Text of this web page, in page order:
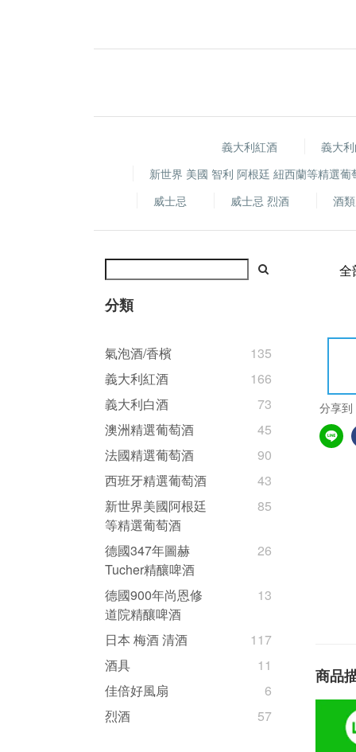
義大利紅酒
義大
新世界 美國 智利 阿根廷 紐西蘭等精選葡
威士忌
威士忌 烈酒 酒
分類
氣泡酒/香檳
135
義大利紅酒
166
義大利白酒
73
澳洲精選葡萄酒
45
法國精選葡萄酒
90
西班牙精選葡萄酒
43
新世界美國阿根廷
等精選葡萄酒
85
德國347年圖赫
Tucher精釀啤酒
26
德國900年尚恩修
道院精釀啤酒
13
日本 梅酒 清酒
117
酒具
11
佳倍好風扇
6
烈酒
57
全
分享到
商品